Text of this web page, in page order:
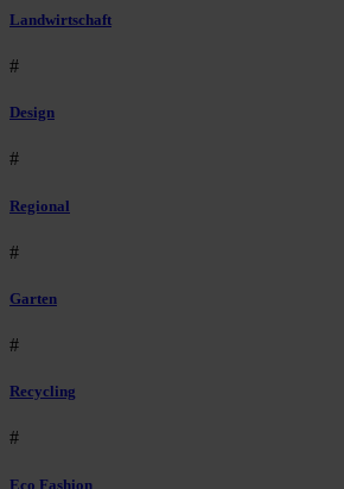
Landwirtschaft
#
Design
#
Regional
#
Garten
#
Recycling
#
Eco Fashion